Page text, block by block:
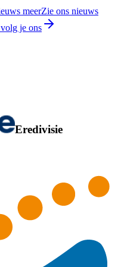
meerZie ons nieuws
je ons
Eredivisie